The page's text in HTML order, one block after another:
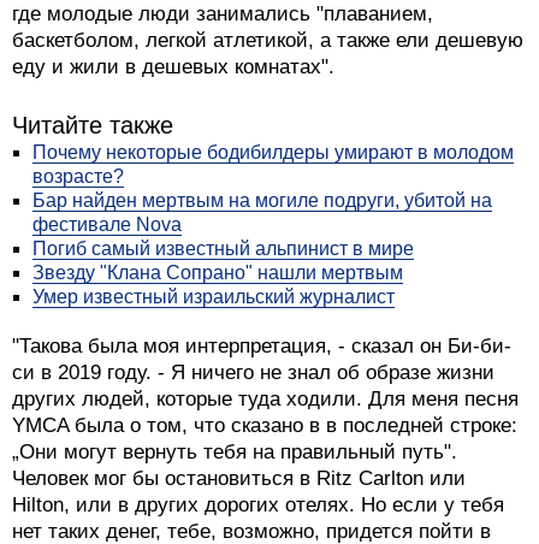
где молодые люди занимались "плаванием,
баскетболом, легкой атлетикой, а также ели дешевую
еду и жили в дешевых комнатах".
Читайте также
Почему некоторые бодибилдеры умирают в молодом
возрасте?
Бар найден мертвым на могиле подруги, убитой на
фестивале Nova
Погиб самый известный альпинист в мире
Звезду "Клана Сопрано" нашли мертвым
Умер известный израильский журналист
"Такова была моя интерпретация, - сказал он Би-би-
си в 2019 году. - Я ничего не знал об образе жизни
других людей, которые туда ходили. Для меня песня
YMCA была о том, что сказано в в последней строке:
„Они могут вернуть тебя на правильный путь".
Человек мог бы остановиться в Ritz Carlton или
Hilton, или в других дорогих отелях. Но если у тебя
нет таких денег, тебе, возможно, придется пойти в